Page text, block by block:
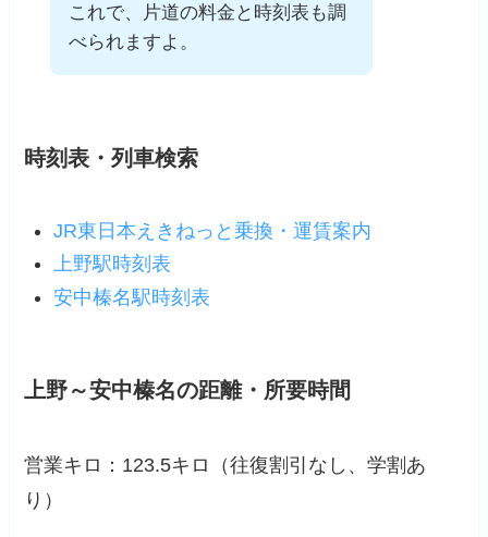
これで、片道の料金と時刻表も調
べられますよ。
時刻表・列車検索
JR東日本えきねっと乗換・運賃案内
上野駅時刻表
安中榛名駅時刻表
上野～安中榛名の距離・所要時間
営業キロ：123.5キロ（往復割引なし、学割あ
り）